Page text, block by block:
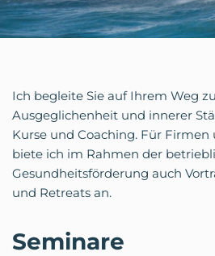
Ich begleite Sie auf Ihrem Weg
Ausgeglichenheit und innerer
Kurse und Coaching. Für
biete ich im Rahmen der
Gesundheitsförderung auch
und Retreats an.
Seminare